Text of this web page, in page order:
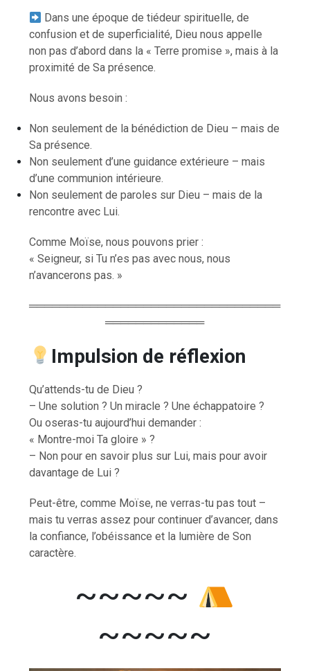
Dans une époque de tiédeur spirituelle, de
confusion et de superficialité, Dieu nous appelle
non pas d’abord dans la « Terre promise », mais à la
proximité de Sa présence.
Nous avons besoin :
Non seulement de la bénédiction de Dieu – mais de
Sa présence.
Non seulement d’une guidance extérieure – mais
d’une communion intérieure.
Non seulement de paroles sur Dieu – mais de la
rencontre avec Lui.
Comme Moïse, nous pouvons prier :
« Seigneur, si Tu n’es pas avec nous, nous
n’avancerons pas. »
═════════════════════════════════
═════════════
Impulsion de réflexion
Qu’attends-tu de Dieu ?
– Une solution ? Un miracle ? Une échappatoire ?
Ou oseras-tu aujourd’hui demander :
« Montre-moi Ta gloire » ?
– Non pour en savoir plus sur Lui, mais pour avoir
davantage de Lui ?
Peut-être, comme Moïse, ne verras-tu pas tout –
mais tu verras assez pour continuer d’avancer, dans
la confiance, l’obéissance et la lumière de Son
caractère.
~~~~~
~~~~~